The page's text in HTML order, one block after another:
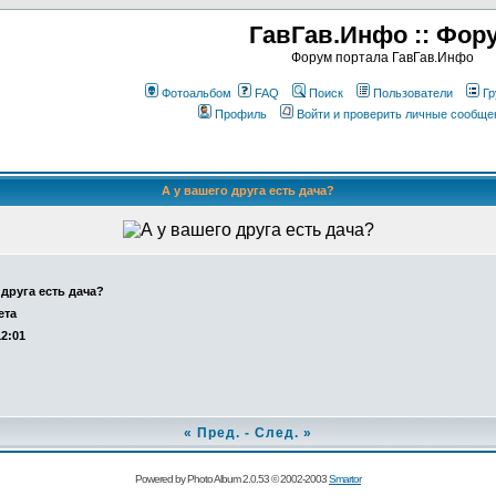
ГавГав.Инфо ::
Форум портала ГавГав.Инфо
Фотоальбом FAQ Поиск Пользователи
Профиль
Войти и проверить личные
А у вашего друга есть дача?
есть дача?
« Пред. - След. »
Powered by Photo Album 2.0.53 © 2002-2003Smartor